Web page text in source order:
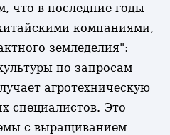
что в последние годы
компаниями,
земледелия":
по запросам
агротехническую
специалистов. Это
с выращиванием